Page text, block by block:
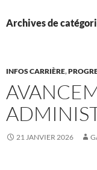
Archives de
INFOS CARRIÈRE,
21 JANVIER 2026